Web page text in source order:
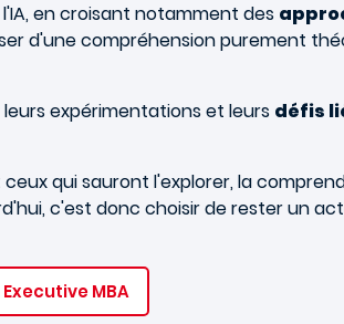
en croisant notamment des
d'une compréhension purement
expérimentations et leurs défis
ceux qui sauront l'explorer, la
c'est donc choisir de rester un
MBA